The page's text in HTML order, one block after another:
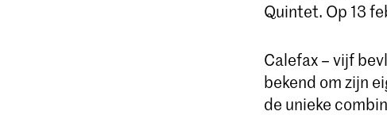
Quintet. Op 13
Calefax – vijf
bekend om zijn
de unieke